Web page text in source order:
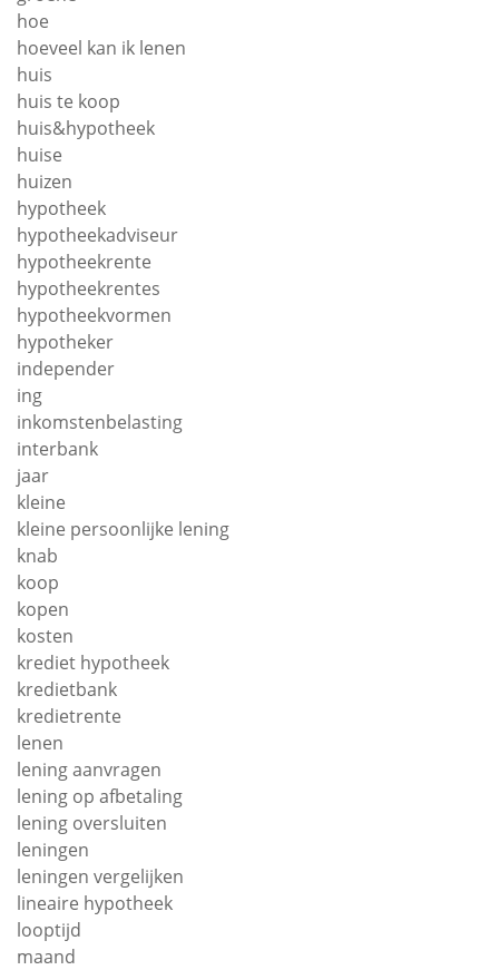
hoe
hoeveel kan ik lenen
huis
huis te koop
huis&hypotheek
huise
huizen
hypotheek
hypotheekadviseur
hypotheekrente
hypotheekrentes
hypotheekvormen
hypotheker
independer
ing
inkomstenbelasting
interbank
jaar
kleine
kleine persoonlijke lening
knab
koop
kopen
kosten
krediet hypotheek
kredietbank
kredietrente
lenen
lening aanvragen
lening op afbetaling
lening oversluiten
leningen
leningen vergelijken
lineaire hypotheek
looptijd
maand